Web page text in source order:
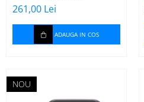
261,00 Lei
ADAUGA IN COS
NOU